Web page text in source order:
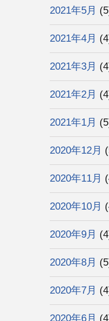
2021年5月
2021年4月
2021年3月
2021年2月
2021年1月
2020年12月
2020年11月
2020年10月
2020年9月
2020年8月
2020年7月
2020年6月